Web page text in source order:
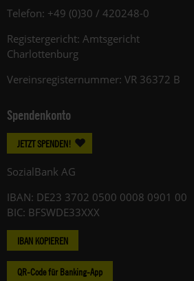
Telefon: +49 (0)30 / 420248-0
Registergericht: Amtsgericht
Charlottenburg
Vereinsregisternummer: VR 36372 B
Spendenkonto
JETZT SPENDEN!
SozialBank AG
IBAN: DE23 3702 0500 0008 0901 00
BIC: BFSWDE33XXX
IBAN KOPIEREN
QR-Code für Banking-App